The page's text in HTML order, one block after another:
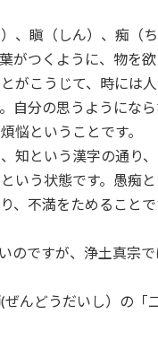
、瞋（しん）、痴（
がつくように、物を
がこうじて、時には
自分の思うようにな
悩ということです。
知という漢字の通り
いう状態です。愚痴
、不満をためること
のですが、浄土真宗
んどうだいし）の「